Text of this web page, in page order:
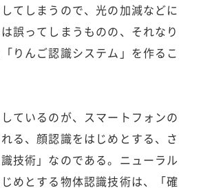
てしまうので、光の加減などに
誤ってしまうものの、それなり
りんご認識システム」を作るこ
ているのが、スマートフォンの
る、顔認識をはじめとする、さ
技術」なのである。ニューラル
めとする物体認識技術は、「確